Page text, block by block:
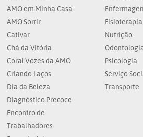
AMO em Minha Casa
AMO Sorrir
Cativar
Chá da Vitória
Coral Vozes da AMO
Criando Laços
Dia da Beleza
Diagnóstico Precoce
Encontro de
Trabalhadores
Fisioterapia
Nutrição
Psicologia
Serviço
Transporte